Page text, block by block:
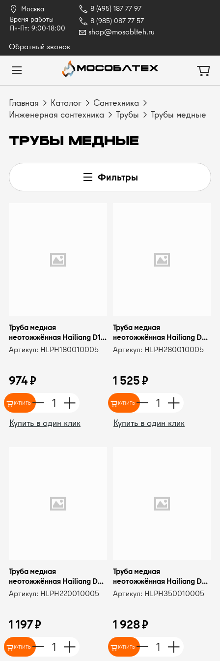
Москва
8 (495) 187 77 97
8 (985) 087 77 57
shop@mosoblteh.ru
Время работы
Пн-Пт: 9:00-18:00
Обратный звонок
Главная Каталог
Сантехника
Инженерная сантехника
Трубы Трубы медные
ТРУБЫ МЕДНЫЕ
Фильтры
Труба медная
неотожжённая Hailiang D18
x 1,0 EN 1057 отрезок 5м
Артикул: HLPH180010005
974₽
КУПИТЬ
Купить в один клик
Труба медная
неотожжённая Hailiang D28
x 1,0 EN 1057 отрезок 5м
Артикул: HLPH280010005
1 525₽
КУПИТЬ
Купить в один клик
Труба медная
неотожжённая Hailiang D22
x 1,0 EN 1057 отрезок 5м
Артикул: HLPH220010005
1 197₽
КУПИТЬ
Труба медная
неотожжённая Hailiang D35
x 1,0 EN 1057 отрезок 5м
Артикул: HLPH350010005
1 928₽
КУПИТЬ